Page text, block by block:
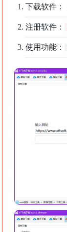
下载软件：
注册软件：
使用功能：